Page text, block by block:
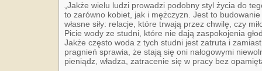
„Jakże wielu ludzi prowadzi podobny styl życia do
to zarówno kobiet, jak i mężczyzn. Jest to
własne siły: relacje, które trwają przez chwilę, czy
Picie wody ze studni, które nie dają zaspokojenia
Jakże często woda z tych studni jest zatruta i
pragnień sprawia, że stają się oni nałogowymi
pieniądz, władza, zatracenie się w pracy bez